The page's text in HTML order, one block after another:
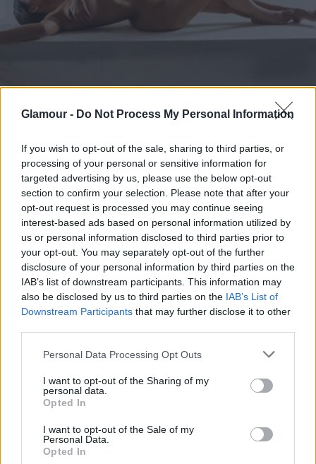
Glamour - Do Not Process My Personal Information
If you wish to opt-out of the sale, sharing to third parties, or
processing of your personal or sensitive information for
targeted advertising by us, please use the below opt-out
section to confirm your selection. Please note that after your
opt-out request is processed you may continue seeing
interest-based ads based on personal information utilized by
us or personal information disclosed to third parties prior to
your opt-out. You may separately opt-out of the further
disclosure of your personal information by third parties on the
IAB’s list of downstream participants. This information may
also be disclosed by us to third parties on the IAB’s List of
Downstream Participants that may further disclose it to other
Please note that this website/app uses one or more Google
not limited to your visit or usage behaviour. You may click to
grant or deny consent to Google and its third-party tags to
use your data for below specified purposes in below Google
consent section.
Personal Data Processing Opt Outs
I want to opt-out of the Sharing of my
personal data.
Opted In
I want to opt-out of the Sale of my
Personal Data.
Opted In
A változást az hozta meg számára, amikor egyik
rosszulléte miatt kórházba került, az orvos pedig
közölte vele, hogy a szervezete olyan stádiumban
van, hogy ha nem fog rendszeresen étkezni, a
szervei leállnak, mivel nem kapják meg a megfelelő
hogy nem kapja meg azokat a munkákat, amiket a
nagyon vékony lányok, már csak a boldogságára és
az egészségére összpontosított.